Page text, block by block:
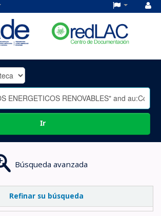
Ir
Búsqueda avanzada
Refinar su búsqueda